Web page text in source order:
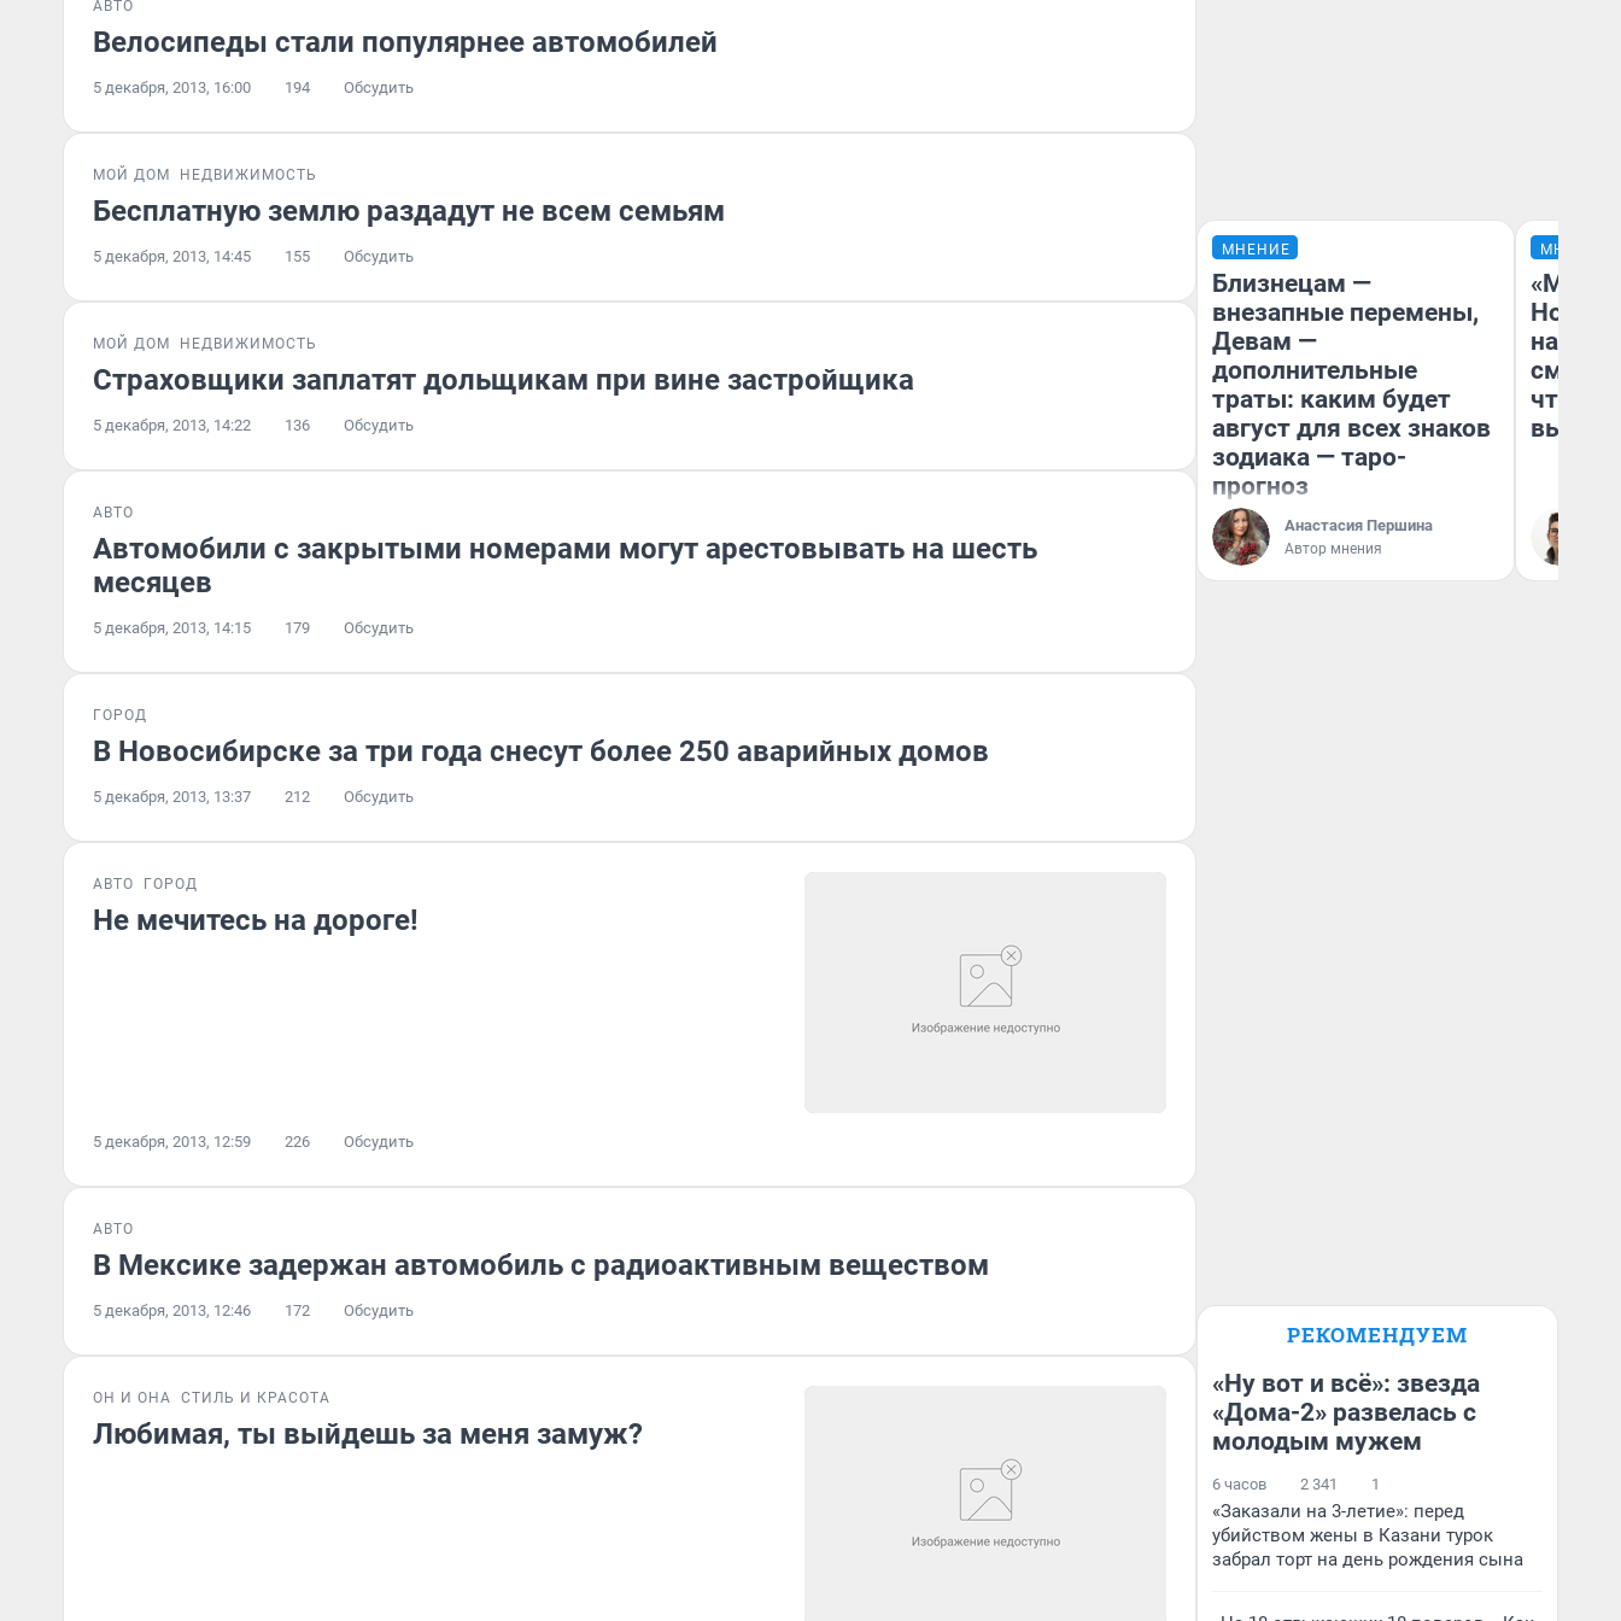
АВТО
Велосипеды стали популярнее автомобилей
5 декабря, 2013, 16:00 194 Обсудить
МОЙ ДОМ НЕДВИЖИМОСТЬ
Бесплатную землю раздадут не всем семьям
5 декабря, 2013, 14:45 155 Обсудить
МОЙ ДОМ НЕДВИЖИМОСТЬ
Страховщики заплатят дольщикам при вине застройщика
5 декабря, 2013, 14:22 136 Обсудить
АВТО
Автомобили с закрытыми номерами могут арестовывать на шесть
месяцев
5 декабря, 2013, 14:15 179 Обсудить
ГОРОД
В Новосибирске за три года снесут более 250 аварийных домов
5 декабря, 2013, 13:37 212 Обсудить
АВТО ГОРОД
Не мечитесь на дороге!
5 декабря, 2013, 12:59 226 Обсудить
АВТО
В Мексике задержан автомобиль с радиоактивным веществом
5 декабря, 2013, 12:46 172 Обсудить
ОН И ОНА СТИЛЬ И КРАСОТА
Любимая, ты выйдешь за меня замуж?
МНЕНИЕ
Близнецам —
внезапные перемены,
Девам —
дополнительные
траты: каким будет
август для всех знаков
зодиака — таро-
прогноз
Анастасия Першина
Автор мнения
МНЕНИЕ
«Мы
чтобы
РЕКОМЕНДУЕМ
«Ну вот и всё»: звезда
«Дома-2» развелась с
молодым мужем
6 часов 2 341 1
«Заказали на 3-летие»: перед
убийством жены в Казани турок
забрал торт на день рождения сына